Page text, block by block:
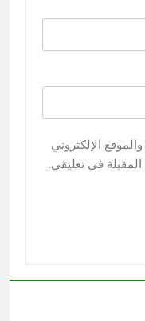
الإلكتروني
في تعليقي.